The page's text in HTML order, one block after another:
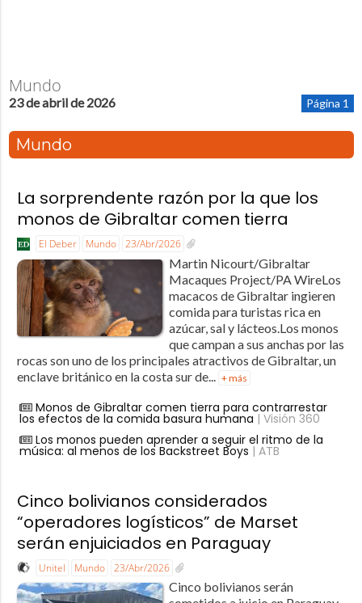
Mundo
23 de abril de 2026 Página 1
Mundo
La sorprendente razón por la que los
monos de Gibraltar comen tierra
El Deber Mundo 23/Abr/2026
Martin Nicourt/Gibraltar
Macaques Project/PA WireLos
macacos de Gibraltar ingieren
comida para turistas rica en
azúcar, sal y lácteos.Los monos
que campan a sus anchas por las
rocas son uno de los principales atractivos de Gibraltar, un
enclave británico en la costa sur de...
+ más
Monos de Gibraltar comen tierra para contrarrestar
los efectos de la comida basura humana | Visión 360
Los monos pueden aprender a seguir el ritmo de la
música: al menos de los Backstreet Boys | ATB
Cinco bolivianos considerados
“operadores logísticos” de Marset
serán enjuiciados en Paraguay
Unitel Mundo 23/Abr/2026
Cinco bolivianos serán